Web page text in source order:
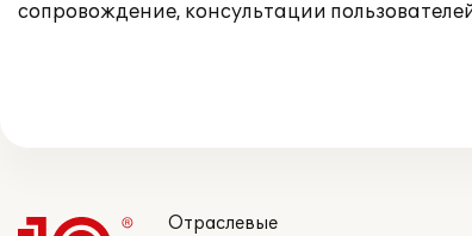
сопровождение, консультации
Отраслевые